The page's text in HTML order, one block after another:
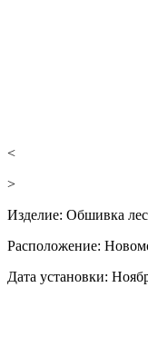
<
>
Изделие: Обшивка
Расположение:
Дата установки: